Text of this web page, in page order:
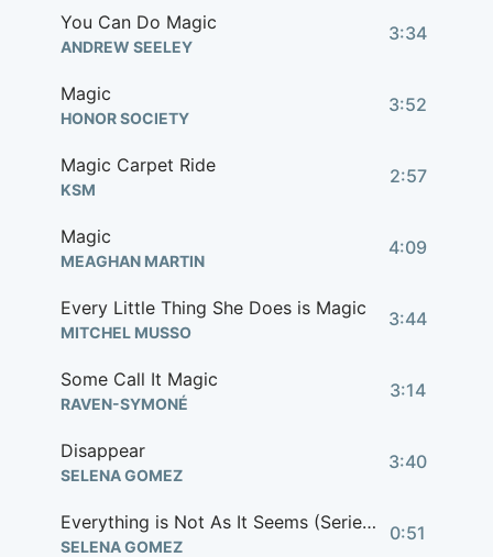
You Can Do Magic
ANDREW SEELEY
3:34
Magic
HONOR SOCIETY
3:52
Magic Carpet Ride
KSM
2:57
Magic
MEAGHAN MARTIN
4:09
Every Little Thing She Does is Magic
MITCHEL MUSSO
3:44
Some Call It Magic
RAVEN-SYMONÉ
3:14
Disappear
SELENA GOMEZ
3:40
Everything is Not As It Seems (Series Theme Song)
SELENA GOMEZ
0:51